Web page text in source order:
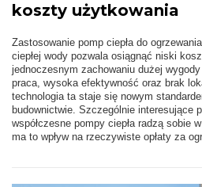
koszty użytkowania
Zastosowanie pomp ciepła do
ciepłej wody pozwala osiągnąć niski
jednoczesnym zachowaniu dużej
praca, wysoka efektywność oraz brak
technologia ta staje się nowym
budownictwie. Szczególnie interesujące
współczesne pompy ciepła radzą sobie
ma to wpływ na rzeczywiste opłaty za